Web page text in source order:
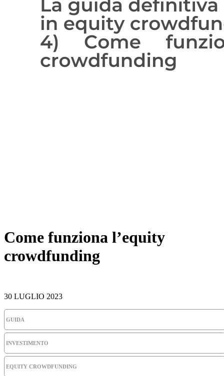
Come funziona l’equity
crowdfunding
30 LUGLIO 2023
GUIDA
INVESTIMENTO
EQUITY CROWDFUNDING